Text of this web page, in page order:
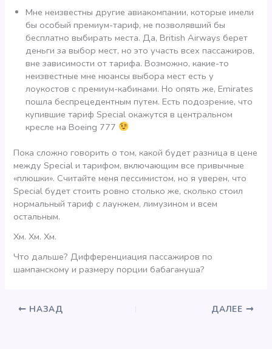
Мне неизвестны другие авиакомпании, которые имели
бы особый премиум-тариф, не позволявший бы
бесплатно выбирать места. Да, British Airways берет
деньги за выбор мест, но это участь всех пассажиров,
вне зависимости от тарифа. Возможно, какие-то
неизвестные мне нюансы выбора мест есть у
лоукостов с премиум-кабинами. Но опять же, Emirates
пошла беспрецедентным путем. Есть подозрение, что
купившие тариф Special окажутся в центральном
кресле на Boeing 777
Пока сложно говорить о том, какой будет разница в цене
между Special и тарифом, включающим все привычные
«плюшки». Считайте меня пессимистом, но я уверен, что
Special будет стоить ровно столько же, сколько стоил
нормальный тариф с лаунжем, лимузином и всем
остальным.
Хм. Хм. Хм.
Что дальше? Дифференциация пассажиров по
шампанскому и размеру порции бабагануша?
НАЗАД ДАЛЕЕ